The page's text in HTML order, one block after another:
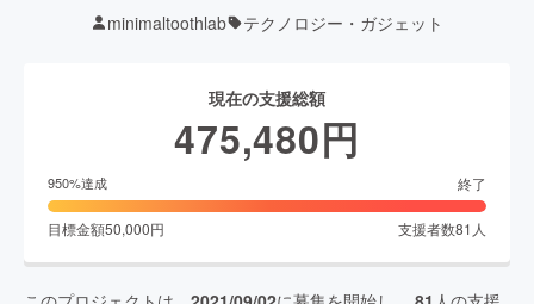
minimaltoothlab テクノロジー・ガジェット
現在の支援総額
475,480円
950%達成 終了
目標金額50,000円 支援者数81 人